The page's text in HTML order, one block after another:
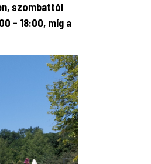
szombattól
- 18:00, míg a